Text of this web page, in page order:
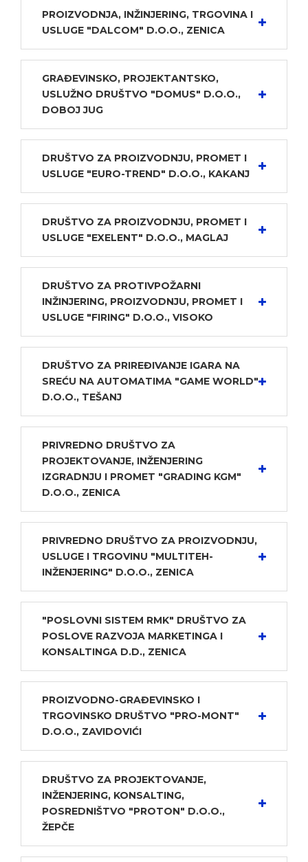
PROIZVODNJA, INŽINJERING, TRGOVINA I
USLUGE "DALCOM" D.O.O., ZENICA
GRAĐEVINSKO, PROJEKTANTSKO,
USLUŽNO DRUŠTVO "DOMUS" D.O.O.,
DOBOJ JUG
DRUŠTVO ZA PROIZVODNJU, PROMET I
USLUGE "EURO-TREND" D.O.O., KAKANJ
DRUŠTVO ZA PROIZVODNJU, PROMET I
USLUGE "EXELENT" D.O.O., MAGLAJ
DRUŠTVO ZA PROTIVPOŽARNI
INŽINJERING, PROIZVODNJU, PROMET I
USLUGE "FIRING" D.O.O., VISOKO
DRUŠTVO ZA PRIREĐIVANJE IGARA NA
SREĆU NA AUTOMATIMA "GAME WORLD"
D.O.O., TEŠANJ
PRIVREDNO DRUŠTVO ZA
PROJEKTOVANJE, INŽENJERING
IZGRADNJU I PROMET "GRADING KGM"
D.O.O., ZENICA
PRIVREDNO DRUŠTVO ZA PROIZVODNJU,
USLUGE I TRGOVINU "MULTITEH-
INŽENJERING" D.O.O., ZENICA
"POSLOVNI SISTEM RMK" DRUŠTVO ZA
POSLOVE RAZVOJA MARKETINGA I
KONSALTINGA D.D., ZENICA
PROIZVODNO-GRAĐEVINSKO I
TRGOVINSKO DRUŠTVO "PRO-MONT"
D.O.O., ZAVIDOVIĆI
DRUŠTVO ZA PROJEKTOVANJE,
INŽENJERING, KONSALTING,
POSREDNIŠTVO "PROTON" D.O.O.,
ŽEPČE